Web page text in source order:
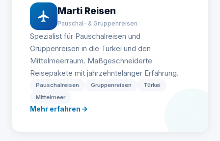
Marti Reisen
Pauschal- & Gruppenreisen
Spezialist für Pauschalreisen und
Gruppenreisen in die Türkei und den
Mittelmeerraum. Maßgeschneiderte
Reisepakete mit jahrzehntelanger Erfahrung.
Pauschalreisen Gruppenreisen
Türkei
Mittelmeer
Mehr erfahren